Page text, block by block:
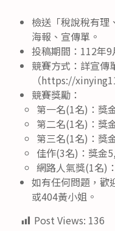
檢送「稅說稅有理
海報、宣傳單。
投稿期間：112年
競賽方式：詳宣傳
（https://
競賽獎勵：
第一名(1名)：獎
第二名(1名)：獎
第三名(1名)：獎
佳作(3名)：獎金
網路人氣獎(1名)
如有任何問題，歡
或404黃小姐。
Post Views: 136